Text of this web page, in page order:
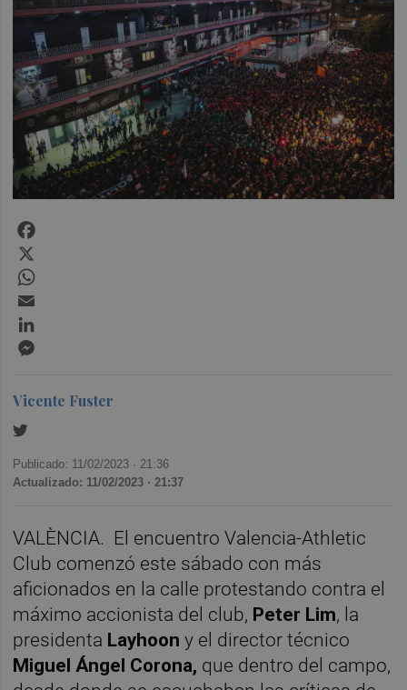
Vicente Fuster
Publicado: 11/02/2023 · 21:36
Actualizado: 11/02/2023 · 21:37
VALÈNCIA. El encuentro Valencia-Athletic
Club comenzó este sábado con más
aficionados en la calle protestando contra el
máximo accionista del club, Peter Lim, la
presidenta Layhoon y el director técnico
Miguel Ángel Corona, que dentro del campo,